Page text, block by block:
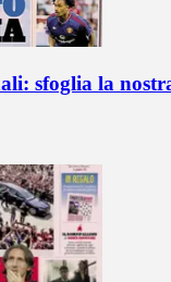
sfoglia la